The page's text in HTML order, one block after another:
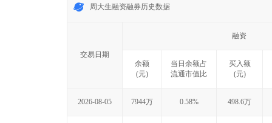
周大生融资融券历史数据
交易日期
融资
余额
(元)
当日余额占
流通市值比
买入额
(元)
2026-08-05 7944万 0.58% 498.6万